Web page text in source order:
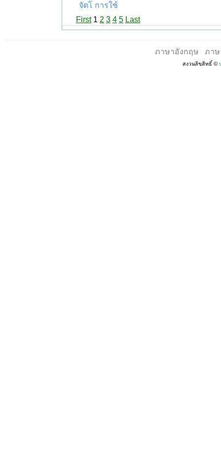
จัดโ การใช้
First1 2 3 4 5 Last
ภาษาอังกฤษ ภา
สงวนลิขสิทธิ์ ©